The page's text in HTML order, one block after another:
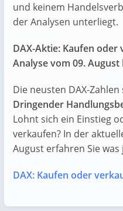
und keinem
der Analysen unterliegt.
DAX-Aktie: Kaufen oder
Analyse vom 09.
Die neusten DAX-
Dringender
Lohnt sich ein Einstieg
verkaufen? In der
August erfahren Sie
DAX: Kaufen oder